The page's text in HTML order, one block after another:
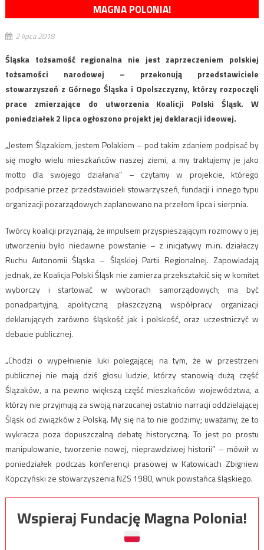
MAGNA POLONIA!
2 lipca 2018
Śląska tożsamość regionalna nie jest zaprzeczeniem polskiej
tożsamości narodowej – przekonują przedstawiciele
stowarzyszeń z Górnego Śląska i Opolszczyzny, którzy rozpoczęli
prace zmierzające do utworzenia Koalicji Polski Śląsk. W
poniedziałek 2 lipca ogłoszono projekt jej deklaracji ideowej.
„Jestem Ślązakiem, jestem Polakiem – pod takim zdaniem podpisać by
się mogło wielu mieszkańców naszej ziemi, a my traktujemy je jako
motto dla swojego działania” – czytamy w projekcie, którego
podpisanie przez przedstawicieli stowarzyszeń, fundacji i innego typu
organizacji pozarządowych zaplanowano na przełom lipca i sierpnia.
Twórcy koalicji przyznają, że impulsem przyspieszającym rozmowy o jej
utworzeniu było niedawne powstanie – z inicjatywy m.in. działaczy
Ruchu Autonomii Śląska – Śląskiej Partii Regionalnej. Zapowiadają
jednak, że Koalicja Polski Śląsk nie zamierza przekształcić się w komitet
wyborczy i startować w wyborach samorządowych; ma być
ponadpartyjną, apolityczną płaszczyzną współpracy organizacji
deklarujących zarówno śląskość jak i polskość, oraz uczestniczyć w
debacie publicznej.
„Chodzi o wypełnienie luki polegającej na tym, że w przestrzeni
publicznej nie mają dziś głosu ludzie, którzy stanowią dużą część
Ślązaków, a na pewno większą część mieszkańców województwa, a
którzy nie przyjmują za swoją narzucanej ostatnio narracji oddzielającej
Śląsk od związków z Polską. My się na to nie godzimy; uważamy, że to
wykracza poza dopuszczalną debatę historyczną. To jest po prostu
manipulowanie, tworzenie nowej, nieprawdziwej historii” – mówił w
poniedziałek podczas konferencji prasowej w Katowicach Zbigniew
Kopczyński ze stowarzyszenia NZS 1980, wnuk powstańca śląskiego.
Wspieraj Fundację Magna Polonia!